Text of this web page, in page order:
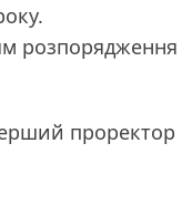
розпорядження
проректор